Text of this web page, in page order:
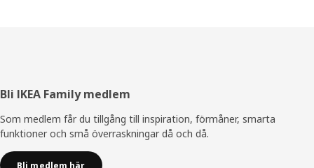
Sidfot
Bli IKEA Family medlem
Som medlem får du tillgång till inspiration, förmåner, smarta
funktioner och små överraskningar då och då.
Bli medlem här